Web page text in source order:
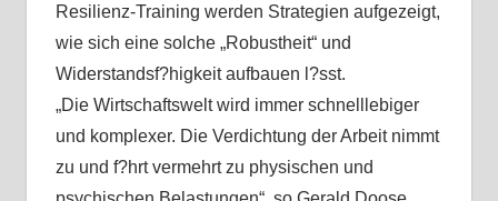
Resilienz-Training werden Strategien aufgezeigt,
wie sich eine solche „Robustheit“ und
Widerstandsf?higkeit aufbauen l?sst.
„Die Wirtschaftswelt wird immer schnelllebiger
und komplexer. Die Verdichtung der Arbeit nimmt
zu und f?hrt vermehrt zu physischen und